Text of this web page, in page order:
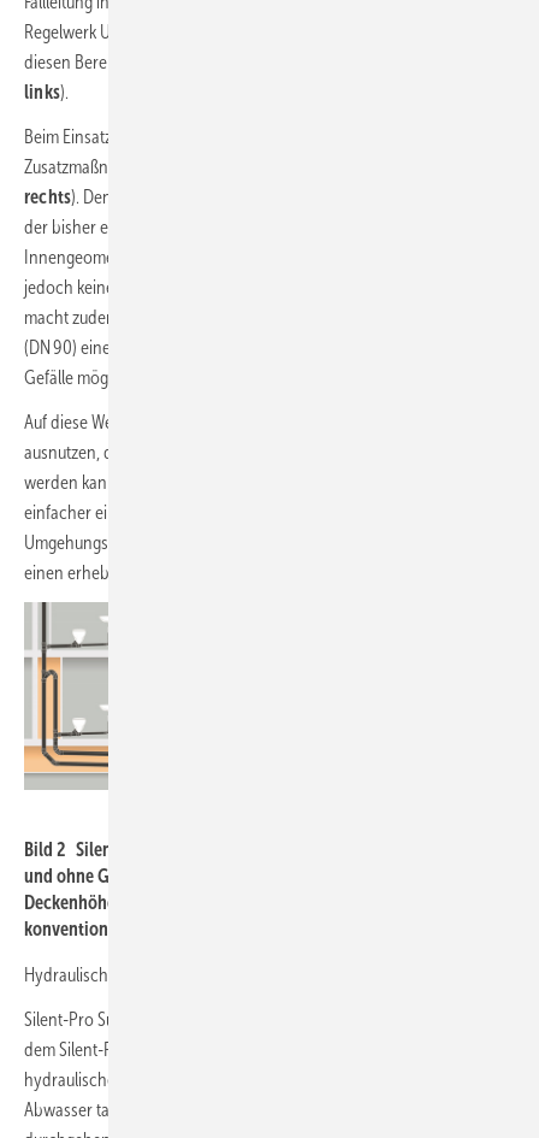
Regelwerk Umgehungsleitungen installiert werden. Zudem sind in
diesen Bereichen verbotene Anschlusszonen zu beachten (
links).
Beim Einsatz der Silent-Pro-SuperTube-Formstücke sind diese
Zusatzmaßnahmen und Einschränkungen nicht notwendig (
rechts). Denn sie existieren aufgrund hydraulischer Gegebenheiten
der bisher eingesetzten Rohrsysteme. Durch die strömungsoptimierte
Innengeometrie der Silent-Pro-SuperTube-Formstücke werden
jedoch keine Umgehungsleitungen mehr benötigt. Ihre Technologie
macht zudem bei einer Länge von bis zu 6 m (DN 100) bzw. bis zu 4 m
(DN 90) eine Planung oder Installation der horizontalen Leitung ohne
Gefälle möglich.
Auf diese Weise lässt sich die Deckenhöhe in den Räumen optimal
ausnutzen, da der Umlenkungsbogen sehr nah an der Decke installiert
werden kann. Vorgeschriebene Mindestraumhöhen können so
einfacher eingehalten werden. Durch den Wegfall der
Umgehungsleitung bedeutet dies neben der Materialeinsparung auch
einen erheblichen Zeitvorteil bei der Installation.
Bild 2 Silent-Pro SuperTube lässt sich ohne Umgehungsleitung
und ohne Gefälle so platzsparend installieren, dass die
Deckenhöhe optimal ausgenutzt wird (rechts). Links:
konventionelle Installation.
Hydraulische Optimierung bewirkt eine durchgehende Luftsäule
Silent-Pro SuperTube besteht aus nur drei Komponenten. Erstens,
dem Silent-Pro Carve Abzweig (
hydraulischen Abschluss in der Fallleitung. Indem das zuströmende
Abwasser tangential in die Fallleitung eingeleitet wird, bleibt die